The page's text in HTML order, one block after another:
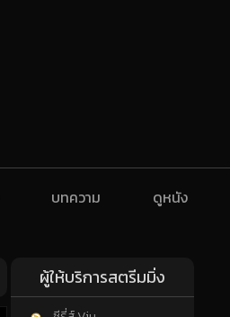
บทความ ดูหนัง
ผู้ให้บริการสตรีมมิ่ง